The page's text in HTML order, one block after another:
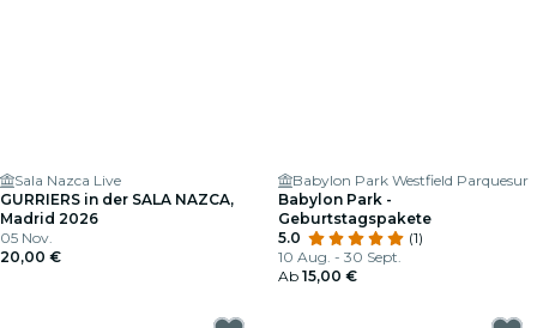
Sala Nazca Live
GURRIERS in der SALA NAZCA,
Madrid 2026
05 Nov.
20,00 €
Babylon Park Westfield Parquesur
Babylon Park -
Geburtstagspakete
5.0
(1)
10 Aug. - 30 Sept.
Ab 15,00 €